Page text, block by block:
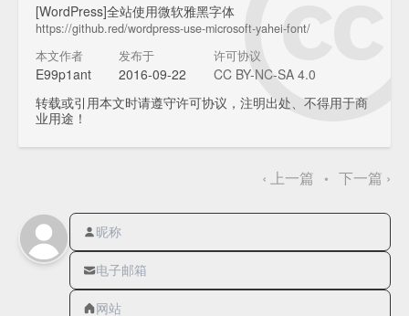
[WordPress]全站使用微软雅黑字体
https://github.red/wordpress-use-microsoft-yahei-font/
本文作者
E99p1ant
发布于
2016-09-22
许可协议
CC BY-NC-SA 4.0
转载或引用本文时请遵守许可协议，注明出处、不得用于商
业用途！
‹ 上一篇 • 下一篇 ›